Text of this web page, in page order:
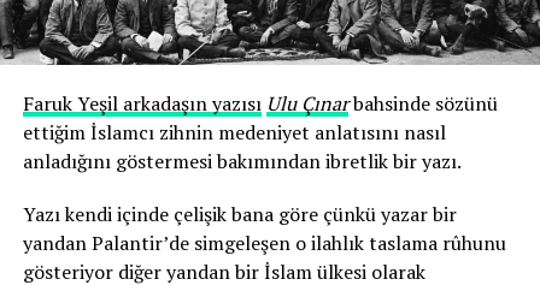
Faruk Yeşil arkadaşın yazısı Ulu Çınarbahsinde sözünü
ettiğim İslamcı zihnin medeniyet anlatısını nasıl
anladığını göstermesi bakımından ibretlik bir yazı.
Yazı kendi içinde çelişik bana göre çünkü yazar bir
yandan Palantir’de simgeleşen o ilahlık taslama rûhunu
gösteriyor diğer yandan bir İslam ülkesi olarak